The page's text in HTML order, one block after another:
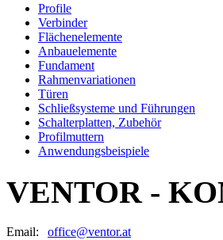
Profile
Verbinder
Flächenelemente
Anbauelemente
Fundament
Rahmenvariationen
Türen
Schließsysteme und Führungen
Schalterplatten, Zubehör
Profilmuttern
Anwendungsbeispiele
VENTOR -
Email: office@ventor.at